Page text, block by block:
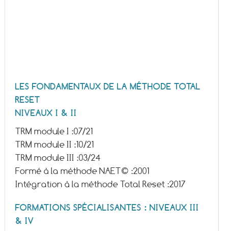
LES FONDAMENTAUX DE LA MÉTHODE TOTAL
RESET
NIVEAUX I & II
TRM module I :07/21
TRM module II :10/21
TRM module III :03/24
Formé à la méthode NAET© :2001
Intégration à la méthode Total Reset :2017
FORMATIONS SPÉCIALISANTES : NIVEAUX III
& IV